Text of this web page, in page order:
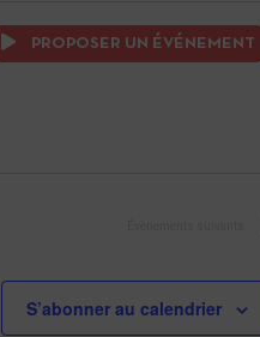
PROPOSER UN ÉVÉNEMENT
S’abonner au calendrier